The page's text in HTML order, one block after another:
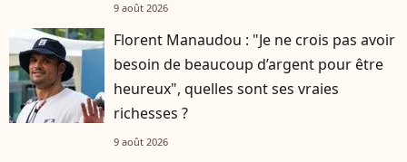
9 août 2026
Florent Manaudou : "Je ne crois pas avoir
besoin de beaucoup d’argent pour être
heureux", quelles sont ses vraies
richesses ?
9 août 2026